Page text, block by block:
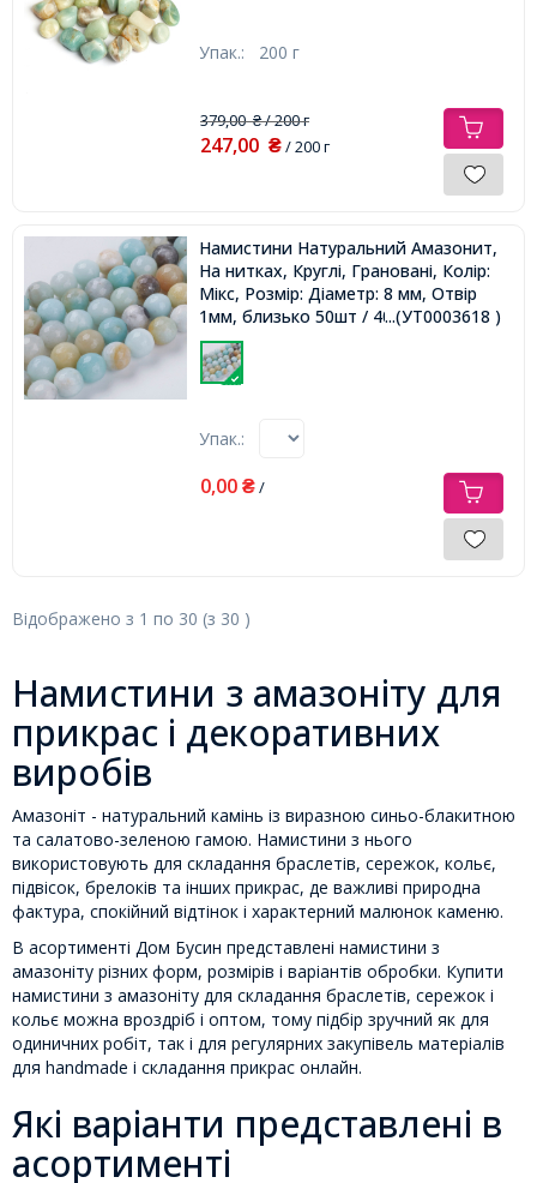
Упак.: 200 г
379,00₴/ 200 г
247,00 ₴/ 200 г
Намистини Натуральний Амазонит,
На нитках, Круглі, Грановані, Колір:
Мікс, Розмір: Діаметр: 8 мм, Отвір
1мм, близько 50шт / 40см / нитка,
...(УТ0003618 )
Упак.:
0,00 ₴/
Відображено з 1 по 30 (з 30 )
Намистини з амазоніту для
прикрас і декоративних
виробів
Амазоніт - натуральний камінь із виразною синьо-блакитною
та салатово-зеленою гамою. Намистини з нього
використовують для складання браслетів, сережок, кольє,
підвісок, брелоків та інших прикрас, де важливі природна
фактура, спокійний відтінок і характерний малюнок каменю.
В асортименті Дом Бусин представлені намистини з
амазоніту різних форм, розмірів і варіантів обробки. Купити
намистини з амазоніту для складання браслетів, сережок і
кольє можна вроздріб і оптом, тому підбір зручний як для
одиничних робіт, так і для регулярних закупівель матеріалів
для handmade і складання прикрас онлайн.
Які варіанти представлені в
асортименті